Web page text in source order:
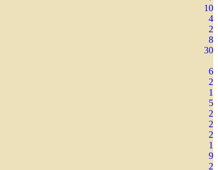
10
4
2
8
30
6
2
1
5
2
2
2
1
9
2